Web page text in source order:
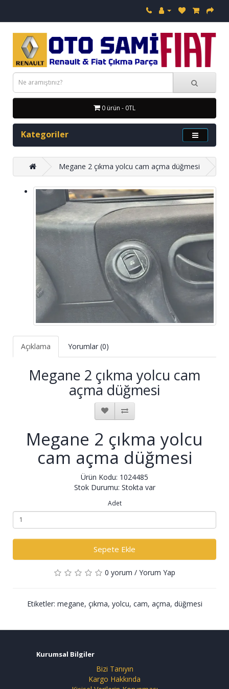
0 ürün - 0TL
Kategoriler
Megane 2 çıkma yolcu cam açma düğmesi
Açıklama Yorumlar (0)
Megane 2 çıkma yolcu cam
açma düğmesi
Megane 2 çıkma yolcu
cam açma düğmesi
Ürün Kodu: 1024485
Stok Durumu: Stokta var
Adet
Sepete Ekle
0 yorum / Yorum Yap
Etiketler: megane, çıkma, yolcu, cam, açma, düğmesi
Kurumsal Bilgiler
Bizi Tanıyın
Kargo Hakkında